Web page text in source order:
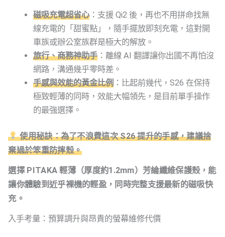
磁吸充電超省心：支援 Qi2 後，再也不用拼命找無
線充電的「甜蜜點」，隨手擺放即刻充電，這對開
車族或辦公室族群是極大的解放。
旅行、商務神助手：離線 AI 翻譯讓你出國不再怕沒
網路，溝通幾乎零時差。
手感與效能的黃金比例 ：比起前幾代，S26 在保持
極致輕薄的同時，效能大幅領先，是目前單手操作
的最強選擇。
使用秘訣：為了不浪費這次 S26 提升的手感，建議捨
棄過於笨重防摔殼。
選擇 PITAKA 輕薄（厚度約1.2mm）芳綸纖維保護殼，能
讓你體驗到近乎裸機的輕盈，同時完整支援最新的磁吸快
充。
入手考量：預算調升與昂貴的螢幕維修代價